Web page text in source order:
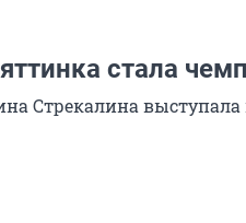
стала
Стрекалина выступала